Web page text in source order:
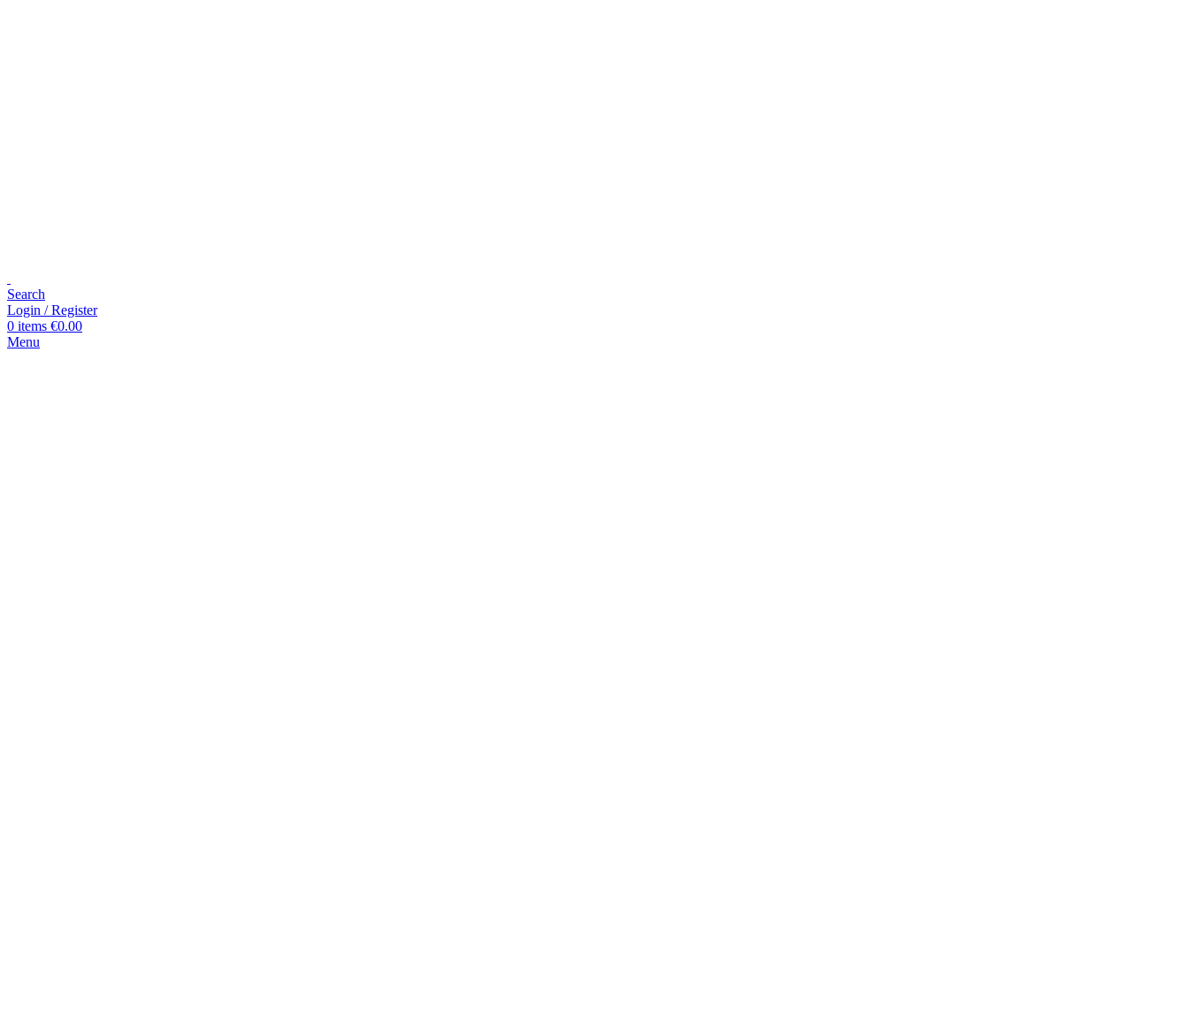
Search
Login / Register
0 items €0.00
Menu